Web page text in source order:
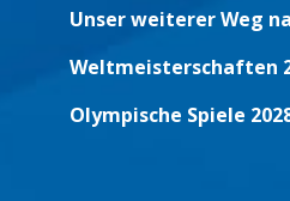
Unser weiterer Weg
Weltmeisterschaften
Olympische Spiele